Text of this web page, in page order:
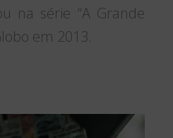
na série “A Grande
em 2013.